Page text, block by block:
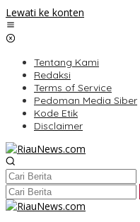
Lewati ke konten
Tentang Kami
Redaksi
Terms of Service
Pedoman Media Siber
Kode Etik
Disclaimer